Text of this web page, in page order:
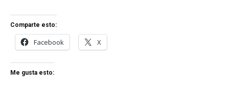
Comparte esto:
Facebook X
Me gusta esto: